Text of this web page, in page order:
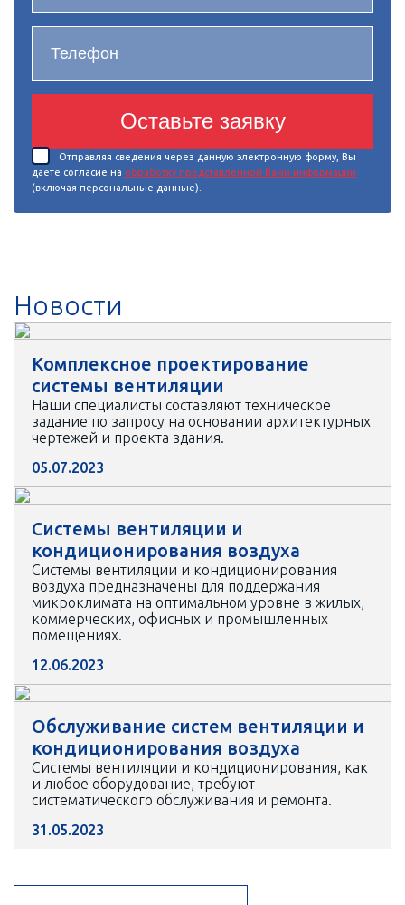
Оставьте заявку
Отправляя сведения через данную электронную форму, Вы
даете согласие на обработку представленной Вами информации
(включая персональные данные).
Новости
Комплексное проектирование
системы вентиляции
Наши специалисты составляют техническое
задание по запросу на основании архитектурных
чертежей и проекта здания.
05.07.2023
Системы вентиляции и
кондиционирования воздуха
Системы вентиляции и кондиционирования
воздуха предназначены для поддержания
микроклимата на оптимальном уровне в жилых,
коммерческих, офисных и промышленных
помещениях.
12.06.2023
Обслуживание систем вентиляции и
кондиционирования воздуха
Системы вентиляции и кондиционирования, как
и любое оборудование, требуют
систематического обслуживания и ремонта.
31.05.2023